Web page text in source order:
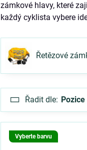
zámkové hlavy, které
každý cyklista vybere
Řetězové
Řadit dle: Pozice
Vyberte barvu